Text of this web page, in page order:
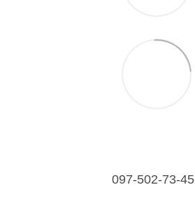
097-502-73-45